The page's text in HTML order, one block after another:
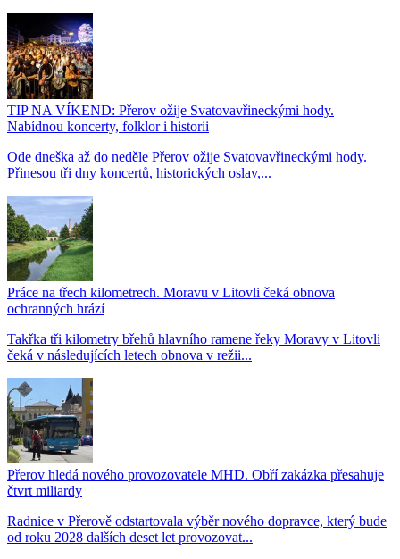
TIP NA VÍKEND: Přerov ožije Svatovavřineckými hody.
Nabídnou koncerty, folklor i historii
Ode dneška až do neděle Přerov ožije Svatovavřineckými hody.
Přinesou tři dny koncertů, historických oslav,...
Práce na třech kilometrech. Moravu v Litovli čeká obnova
ochranných hrází
Takřka tři kilometry břehů hlavního ramene řeky Moravy v Litovli
čeká v následujících letech obnova v režii...
Přerov hledá nového provozovatele MHD. Obří zakázka přesahuje
čtvrt miliardy
Radnice v Přerově odstartovala výběr nového dopravce, který bude
od roku 2028 dalších deset let provozovat...